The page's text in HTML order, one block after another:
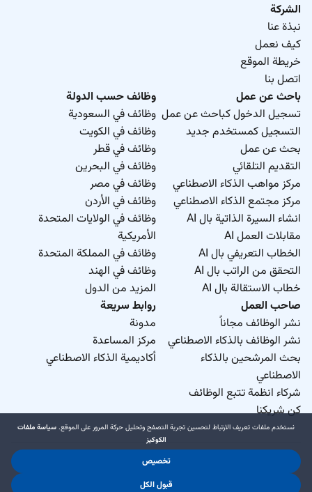
الشركة
نبذة عنا
كيف نعمل
خريطة الموقع
اتصل بنا
باحث عن عمل
تسجيل الدخول كباحث عن عمل
التسجيل كمستخدم جديد
بحث عن عمل
التقديم التلقائي
مركز مواهب الذكاء الاصطناعي
مركز مجتمع الذكاء الاصطناعي
انشاء السيرة الذاتية بال AI
مقابلات العمل AI
الخطاب التعريفي بال AI
التحقق من الراتب بال AI
خطاب الاستقالة بال AI
وظائف حسب الدولة
وظائف في السعودية
وظائف في الكويت
وظائف في قطر
وظائف في البحرين
وظائف في مصر
وظائف في الأردن
وظائف في الولايات المتحدة
الأمريكية
وظائف في المملكة المتحدة
وظائف في الهند
المزيد من الدول
صاحب العمل
نشر الوظائف مجاناً
نشر الوظائف بالذكاء الاصطناعي
بحث المرشحين بالذكاء
الاصطناعي
شركاء انظمة تتبع الوظائف
كن شريكنا
روابط سريعة
مدونة
مركز المساعدة
أكاديمية الذكاء الاصطناعي
سياسة الخصوصية
نستخدم ملفات تعريف الارتباط لتحسين تجربة التصفح وتحليل حركة المرور على الموقع. سياسة ملفات
الكوكيز
تخصيص
قبول الكل